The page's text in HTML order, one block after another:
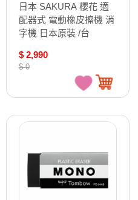
日本 SAKURA 櫻花 適
配器式 電動橡皮擦機 消
字機 日本原裝 /台
$ 2,990
$ 0